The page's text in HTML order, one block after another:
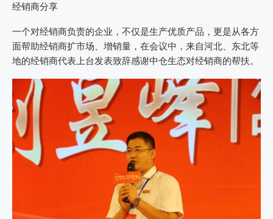
经销商分享
一个对经销商负责的企业，不仅是生产优质产品，更是从各方
面帮助经销商扩市场、增销量，在会议中，来自河北、东北等
地的经销商代表上台发表致辞感谢中仓生态对经销商的帮扶。